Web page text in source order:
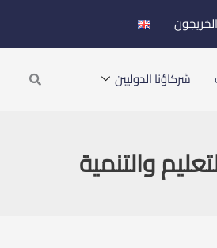
الخريجون
شركاؤنا الدوليين Search
والتنمية